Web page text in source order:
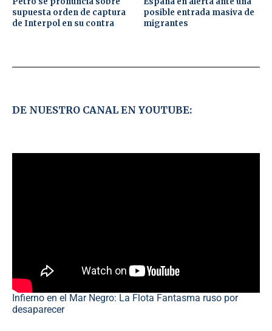
supuesta orden de captura
de Interpol en su contra
posible entrada masiva de
migrantes
DE NUESTRO CANAL EN YOUTUBE:
Infierno en el Mar Negro: La Flota Fantasma ruso por
desaparecer